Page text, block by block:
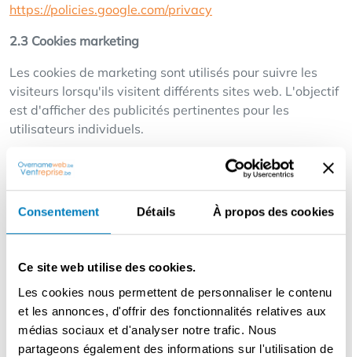
Consentement Détails À propos des cookies
Ce site web utilise des cookies.
Les cookies nous permettent de personnaliser le contenu
et les annonces, d'offrir des fonctionnalités relatives aux
médias sociaux et d'analyser notre trafic. Nous
partageons également des informations sur l'utilisation de
https://policies.google.com/privacy
2.3 Cookies marketing
Les cookies de marketing sont utilisés pour suivre les
visiteurs lorsqu'ils visitent différents sites web. L'objectif
est d'afficher des publicités pertinentes pour les
utilisateurs individuels.
Nous utilisons :
Google Ads
Ces cookies peuvent être utilisés pour :
mesurer les campagnes publicitaires
appliquer le remarketing
Plus d'informations :
https://policies.google.com/technologies/ads